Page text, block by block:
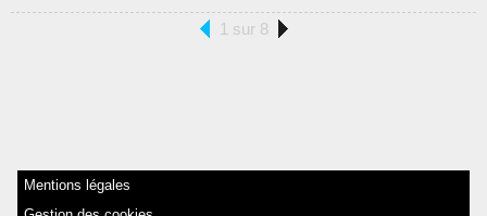
1 sur 8
Mentions légales